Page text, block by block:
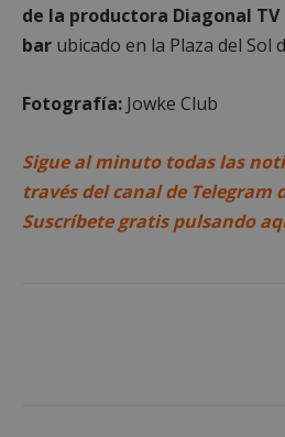
de la productora Diagonal TV
bar ubicado en la Plaza del Sol
Fotografía: Jowke Club
Sigue al minuto todas las
través del canal de Telegram
Suscríbete gratis pulsando
Nombre